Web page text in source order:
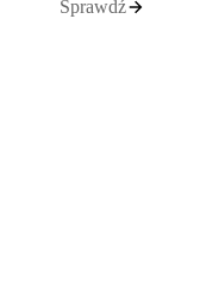
Sprawdź